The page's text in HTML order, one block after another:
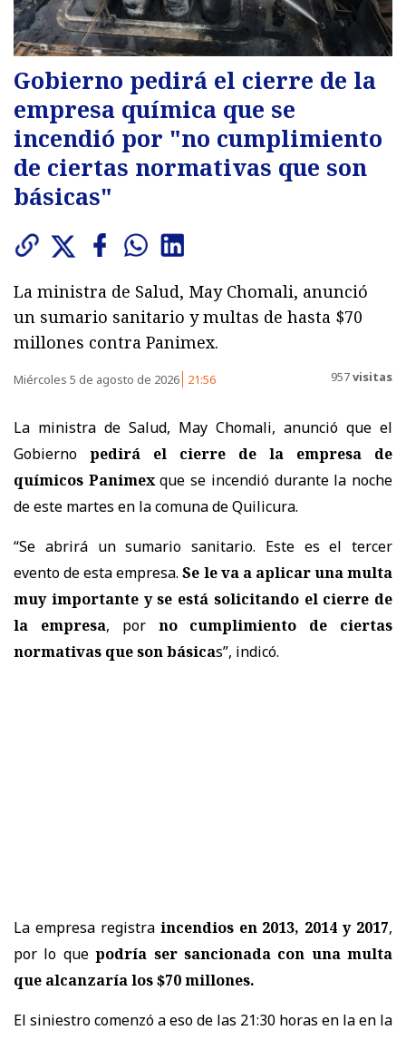
Gobierno pedirá el cierre de la
empresa química que se
incendió por "no cumplimiento
de ciertas normativas que son
básicas"
La ministra de Salud, May Chomali, anunció
un sumario sanitario y multas de hasta $70
millones contra Panimex.
Miércoles 5 de agosto de 2026 21:56 957visitas
La ministra de Salud, May Chomali, anunció que el
Gobierno pedirá el cierre de la empresa de
químicos Panimexque se incendió durante la noche
de este martes en la comuna de Quilicura.
“Se abrirá un sumario sanitario. Este es el tercer
evento de esta empresa.Se le va a aplicar una multa
muy importante y se está solicitando el cierre de
la empresa, por no cumplimiento de ciertas
normativas que son básicas”, indicó.
La empresa registra incendios en 2013, 2014 y 2017,
por lo quepodría ser sancionada con una multa
que alcanzaría los $70 millones.
El siniestro comenzó a eso de las 21:30 horas en la en la